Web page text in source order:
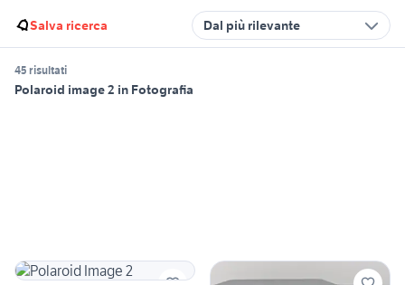
Salva ricerca Dal più rilevante
45 risultati
Polaroid image 2 in Fotografia